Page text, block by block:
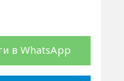
в WhatsApp